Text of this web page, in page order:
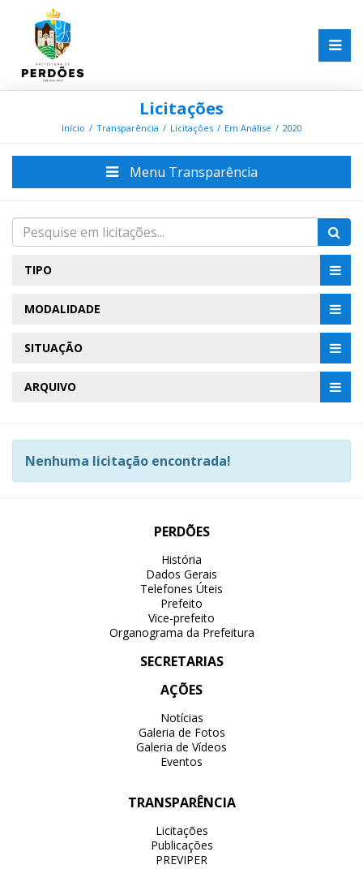
Licitações
Início Transparência Licitações Em Análise 2020
Menu Transparência
TIPO
MODALIDADE
SITUAÇÃO
ARQUIVO
Nenhuma licitação encontrada!
PERDÕES
História
Dados Gerais
Telefones Úteis
Prefeito
Vice-prefeito
Organograma da Prefeitura
SECRETARIAS
AÇÕES
Notícias
Galeria de Fotos
Galeria de Vídeos
Eventos
TRANSPARÊNCIA
Licitações
Publicações
PREVIPER